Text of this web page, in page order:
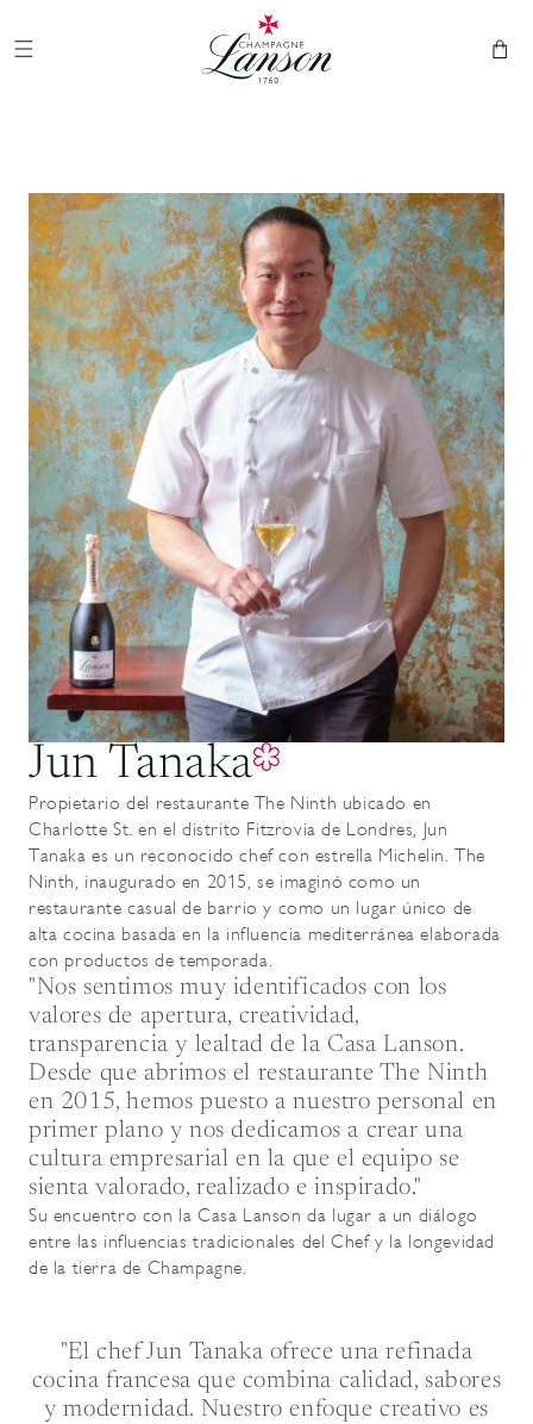
contenido
Cesta
Jun Tanaka
Propietario del restaurante The Ninth ubicado en
Charlotte St. en el distrito Fitzrovia de Londres, Jun
Tanaka es un reconocido chef con estrella Michelin. The
Ninth, inaugurado en 2015, se imaginó como un
restaurante casual de barrio y como un lugar único de
alta cocina basada en la influencia mediterránea elaborada
con productos de temporada.
"Nos sentimos muy identificados con los
valores de apertura, creatividad,
transparencia y lealtad de la Casa Lanson.
Desde que abrimos el restaurante The Ninth
en 2015, hemos puesto a nuestro personal en
primer plano y nos dedicamos a crear una
cultura empresarial en la que el equipo se
sienta valorado, realizado e inspirado."
Su encuentro con la Casa Lanson da lugar a un diálogo
entre las influencias tradicionales del Chef y la longevidad
de la tierra de Champagne.
"El chef Jun Tanaka ofrece una refinada
cocina francesa que combina calidad, sabores
y modernidad. Nuestro enfoque creativo es